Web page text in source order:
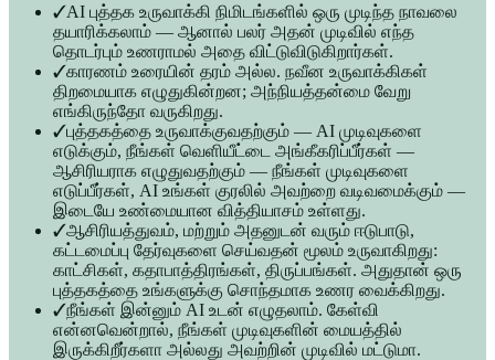
✓AI புத்தக உருவாக்கி நிமிடங்களில் ஒரு முடிந்த நாவலை
தயாரிக்கலாம் — ஆனால் பலர் அதன் முடிவில் எந்த
தொடர்பும் உணராமல் அதை விட்டுவிடுகிறார்கள்.
✓காரணம் உரையின் தரம் அல்ல. நவீன உருவாக்கிகள்
திறமையாக எழுதுகின்றன; அந்நியத்தன்மை வேறு
எங்கிருந்தோ வருகிறது.
✓புத்தகத்தை உருவாக்குவதற்கும் — AI முடிவுகளை
எடுக்கும், நீங்கள் வெளியீட்டை அங்கீகரிப்பீர்கள் —
ஆசிரியராக எழுதுவதற்கும் — நீங்கள் முடிவுகளை
எடுப்பீர்கள், AI உங்கள் குரலில் அவற்றை வடிவமைக்கும் —
இடையே உண்மையான வித்தியாசம் உள்ளது.
✓ஆசிரியத்துவம், மற்றும் அதனுடன் வரும் ஈடுபாடு,
கட்டமைப்பு தேர்வுகளை செய்வதன் மூலம் உருவாகிறது:
காட்சிகள், கதாபாத்திரங்கள், திருப்பங்கள். அதுதான் ஒரு
புத்தகத்தை உங்களுக்கு சொந்தமாக உணர வைக்கிறது.
✓நீங்கள் இன்னும் AI உடன் எழுதலாம். கேள்வி
என்னவென்றால், நீங்கள் முடிவுகளின் மையத்தில்
இருக்கிறீர்களா அல்லது அவற்றின் முடிவில் மட்டுமா.